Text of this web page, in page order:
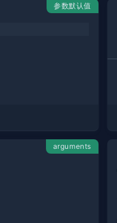
参数默认值
arguments